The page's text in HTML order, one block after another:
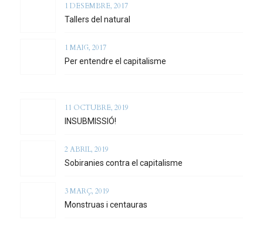
1 DESEMBRE, 2017
Tallers del natural
1 MAIG, 2017
Per entendre el capitalisme
11 OCTUBRE, 2019
INSUBMISSIÓ!
2 ABRIL, 2019
Sobiranies contra el capitalisme
3 MARÇ, 2019
Monstruas i centauras